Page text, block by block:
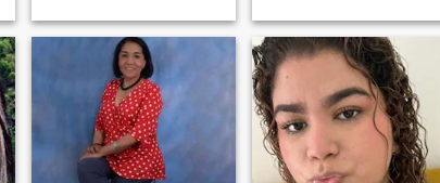
con ganas de relación
estable, a quien le interese
aquí les dejo, poŕ favor si
buscas una mujer
desocupada abstenerse a
escribir, ya que aqui no es,
vivo en Colombia tres catorce
seis diesinueve cinco cuatro
nueve tres
aprendamos juntos de la
vida de una manera
amorosa y comprensiva ,me
gusta viajar ,conocer nuevas
culturas,me gustan los
temas espirituales el yoga
,la meditacion ,la
naturaleza,las montañas el
mar,leer en fin...una buena
compañia es importante.